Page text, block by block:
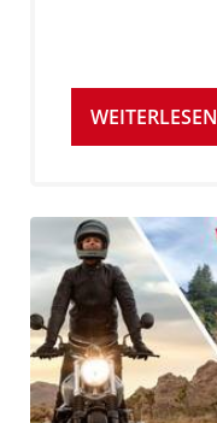
WEITERLESEN